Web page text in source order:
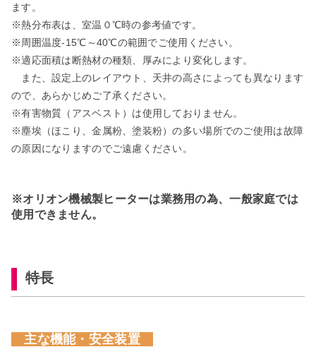
ます。
※熱分布表は、室温０℃時の参考値です。
※周囲温度-15℃～40℃の範囲でご使用ください。
※適応面積は断熱材の種類、厚みにより変化します。
また、設定上のレイアウト、天井の高さによっても異なります
ので、あらかじめご了承ください。
※有害物質（アスベスト）は使用しておりません。
※塵埃（ほこり、金属粉、塗装粉）の多い場所でのご使用は故障
の原因になりますのでご遠慮ください。
※オリオン機械製ヒーターは業務用の為、一般家庭では
使用できません。
特長
主な機能・安全装置